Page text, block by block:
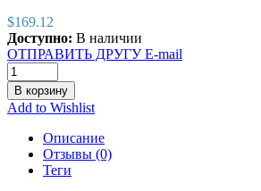
$169.12
Доступно: В наличии
ОТПРАВИТЬ ДРУГУ E-mail
В корзину
Add to Wishlist
Описание
Отзывы (0)
Теги